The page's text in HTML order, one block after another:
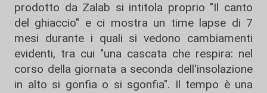
prodotto da Zalab si intitola proprio "Il canto
del ghiaccio" e ci mostra un time lapse di 7
mesi durante i quali si vedono cambiamenti
evidenti, tra cui "una cascata che respira: nel
corso della giornata a seconda dell'insolazione
in alto si gonfia o si sgonfia". Il tempo è una